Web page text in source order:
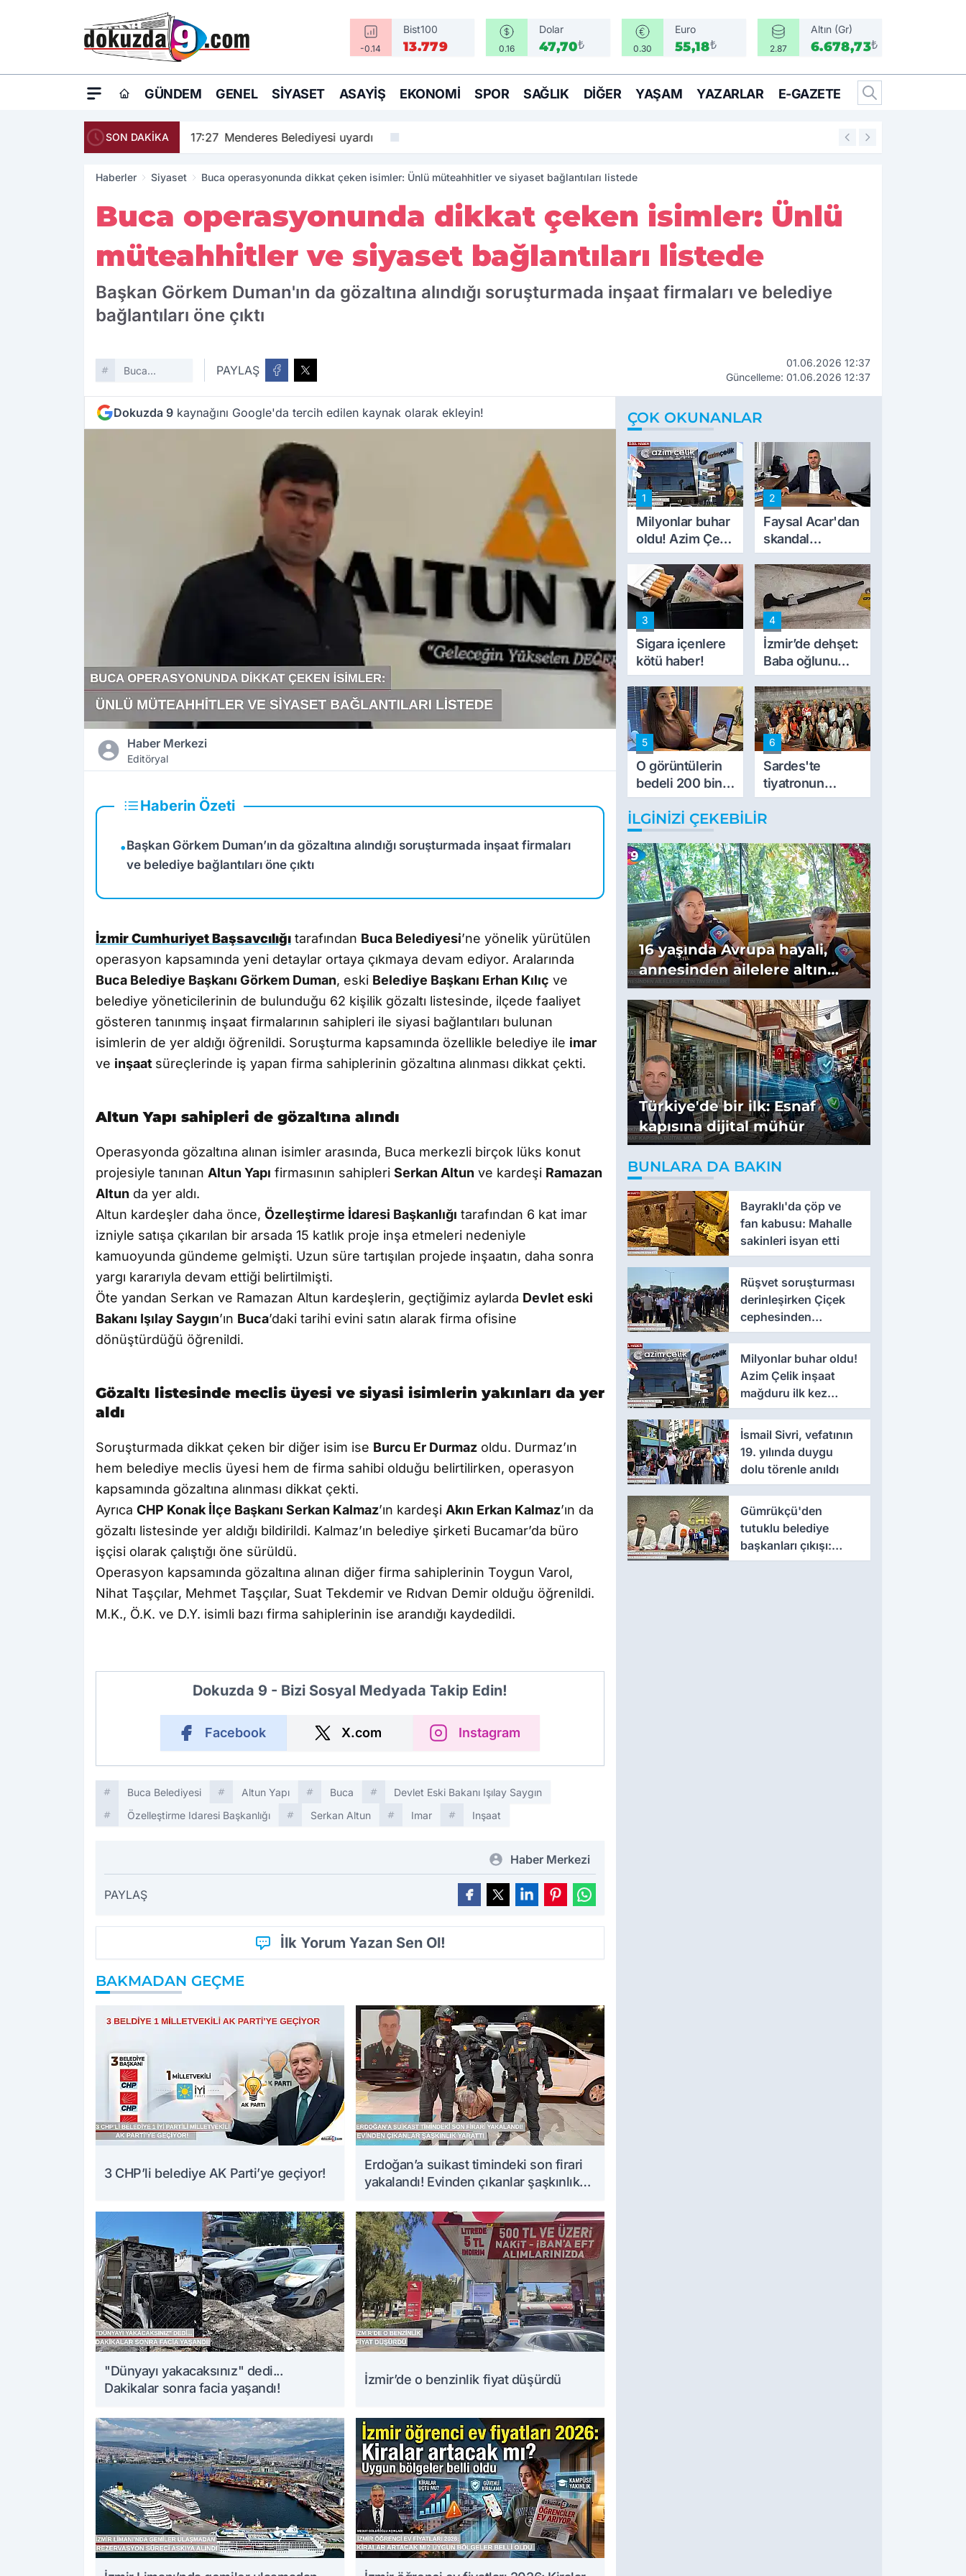
-0.14
Bist100
13.779 0.16
Dolar
47,70₺ 0.30
Euro
55,18₺ 2.87
Altın (Gr)
6.678,73₺
GÜNDEM GENEL SIYASET ASAYIŞ EKONOMI SPOR SAĞLIK DIĞER YAŞAM YAZARLAR E-GAZETE
SON DAKİKA 17:27 Menderes Belediyesi uyardı 17:17 Türkiye, Suudi
Haberler Siyaset Buca operasyonunda dikkat çeken isimler: Ünlü müteahhitler ve siyaset bağlantıları listede
Buca operasyonunda dikkat çeken isimler: Ünlü
müteahhitler ve siyaset bağlantıları listede
Başkan Görkem Duman'ın da gözaltına alındığı soruşturmada inşaat firmaları ve belediye
bağlantıları öne çıktı
Buca
PAYLAŞ
01.06.2026 12:37
Güncelleme: 01.06.2026 12:37
Dokuzda 9 kaynağını Google'da tercih edilen kaynak olarak ekleyin!
Haber Merkezi
Editöryal
Haberin Özeti
•Başkan Görkem Duman’ın da gözaltına alındığı soruşturmada inşaat firmaları
ve belediye bağlantıları öne çıktı
İzmir Cumhuriyet Başsavcılığı tarafından Buca Belediyesi’ne yönelik yürütülen
operasyon kapsamında yeni detaylar ortaya çıkmaya devam ediyor. Aralarında
Buca Belediye Başkanı Görkem Duman, eski Belediye Başkanı Erhan Kılıç ve
belediye yöneticilerinin de bulunduğu 62 kişilik gözaltı listesinde, ilçede faaliyet
gösteren tanınmış inşaat firmalarının sahipleri ile siyasi bağlantıları bulunan
isimlerin de yer aldığı öğrenildi. Soruşturma kapsamında özellikle belediye ile imar
ve inşaat süreçlerinde iş yapan firma sahiplerinin gözaltına alınması dikkat çekti.
Altun Yapı sahipleri de gözaltına alındı
Operasyonda gözaltına alınan isimler arasında, Buca merkezli birçok lüks konut
projesiyle tanınan Altun Yapı firmasının sahipleri Serkan Altun ve kardeşi Ramazan
Altun da yer aldı.
Altun kardeşler daha önce, Özelleştirme İdaresi Başkanlığı tarafından 6 kat imar
izniyle satışa çıkarılan bir arsada 15 katlık proje inşa etmeleri nedeniyle
kamuoyunda gündeme gelmişti. Uzun süre tartışılan projede inşaatın, daha sonra
yargı kararıyla devam ettiği belirtilmişti.
Öte yandan Serkan ve Ramazan Altun kardeşlerin, geçtiğimiz aylarda Devlet eski
Bakanı Işılay Saygın’ın Buca’daki tarihi evini satın alarak firma ofisine
dönüştürdüğü öğrenildi.
Gözaltı listesinde meclis üyesi ve siyasi isimlerin yakınları da yer
aldı
Soruşturmada dikkat çeken bir diğer isim ise Burcu Er Durmaz oldu. Durmaz’ın
hem belediye meclis üyesi hem de firma sahibi olduğu belirtilirken, operasyon
kapsamında gözaltına alınması dikkat çekti.
Ayrıca CHP Konak İlçe Başkanı Serkan Kalmaz’ın kardeşi Akın Erkan Kalmaz’ın da
gözaltı listesinde yer aldığı bildirildi. Kalmaz’ın belediye şirketi Bucamar’da büro
işçisi olarak çalıştığı öne sürüldü.
Operasyon kapsamında gözaltına alınan diğer firma sahiplerinin Toygun Varol,
Nihat Taşçılar, Mehmet Taşçılar, Suat Tekdemir ve Rıdvan Demir olduğu öğrenildi.
M.K., Ö.K. ve D.Y. isimli bazı firma sahiplerinin ise arandığı kaydedildi.
Dokuzda 9 - Bizi Sosyal Medyada Takip Edin!
Facebook X.com Instagram
Buca Belediyesi Altun Yapı Buca
Devlet Eski Bakanı Işılay Saygın
Özelleştirme Idaresi Başkanlığı
Serkan Altun Imar Inşaat
Haber Merkezi
PAYLAŞ
İlk Yorum Yazan Sen Ol!
BAKMADAN GEÇME
3 CHP’li belediye AK Parti’ye geçiyor!
Erdoğan’a suikast timindeki son firari
yakalandı! Evinden çıkanlar şaşkınlık
"Dünyayı yakacaksınız" dedi...
Dakikalar sonra facia yaşandı!
İzmir’de o benzinlik fiyat düşürdü
ÇOK OKUNANLAR
1
Milyonlar buhar
oldu! Azim Çelik
inşaat mağduru
ilk kez konuştu
2
Faysal Acar'dan
skandal
açıklamalar:
'Haluk Levent
peynircilerimizi
de kıskaca aldı,
müdahale ettik'
3
Sigara içenlere
kötü haber!
4
İzmir’de dehşet:
Baba oğlunu
vurdu
5
O görüntülerin
bedeli 200 bin
TL
6
Sardes'te
tiyatronun
imece ruhu
binlerce yıllık
İLGINIZI ÇEKEBILIR
16 yaşında Avrupa hayali,
annesinden ailelere altın
tavsiyeler
Türkiye'de bir ilk: Esnaf
kapısına dijital mühür
BUNLARA DA BAKIN
Bayraklı'da çöp ve
fan kabusu: Mahalle
sakinleri isyan etti
Rüşvet soruşturması
derinleşirken Çiçek
cephesinden
'montaj' savunması
Milyonlar buhar oldu!
Azim Çelik inşaat
mağduru ilk kez
konuştu
İsmail Sivri, vefatının
19. yılında duygu
dolu törenle anıldı
Gümrükçü'den
tutuklu belediye
başkanları çıkışı:
'Yıllarca iddianame